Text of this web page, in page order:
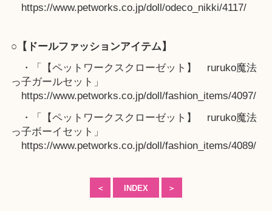
https://www.petworks.co.jp/doll/odeco_nikki/4117/
○【ドールファッションアイテム】
・「【ペットワークスクローゼット】 ruruko魔法
っ子ガールセット」
https://www.petworks.co.jp/doll/fashion_items/4097/
・「【ペットワークスクローゼット】 ruruko魔法
っ子ボーイセット」
https://www.petworks.co.jp/doll/fashion_items/4089/
＜ INDEX ＞